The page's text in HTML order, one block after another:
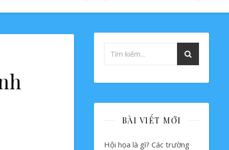
BÀI VIẾT MỚI
Hội họa là gì? Các trường